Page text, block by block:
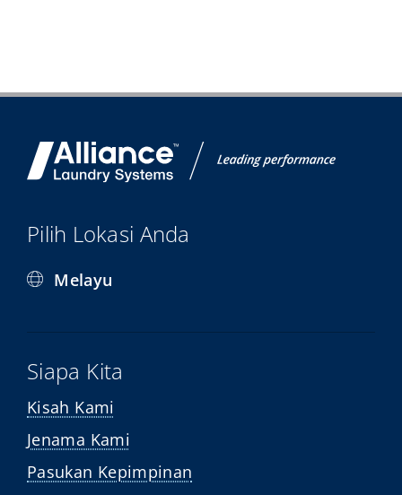
Pilih Lokasi Anda
Melayu
Siapa Kita
Kisah Kami
Jenama Kami
Pasukan Kepimpinan